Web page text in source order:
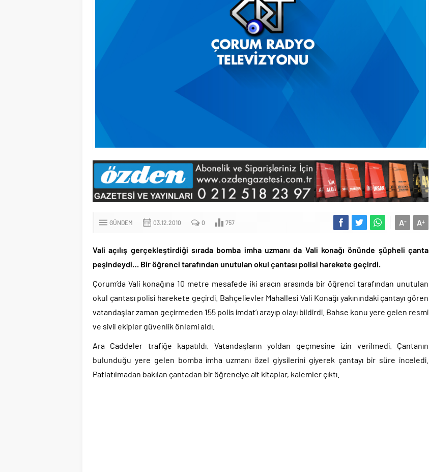
GÜNDEM 03.12.2010 0 757 A+
A-
Vali açılış gerçekleştirdiği sırada bomba imha uzmanı da Vali konağı önünde şüpheli çanta
peşindeydi… Bir öğrenci tarafından unutulan okul çantası polisi harekete geçirdi.
Çorum’da Vali konağına 10 metre mesafede iki aracın arasında bir öğrenci tarafından unutulan
okul çantası polisi harekete geçirdi. Bahçelievler Mahallesi Vali Konağı yakınındaki çantayı gören
vatandaşlar zaman geçirmeden 155 polis imdat’ı arayıp olayı bildirdi. Bahse konu yere gelen resmi
ve sivil ekipler güvenlik önlemi aldı.
Ara Caddeler trafiğe kapatıldı. Vatandaşların yoldan geçmesine izin verilmedi. Çantanın
bulunduğu yere gelen bomba imha uzmanı özel giysilerini giyerek çantayı bir süre inceledi.
Patlatılmadan bakılan çantadan bir öğrenciye ait kitaplar, kalemler çıktı.